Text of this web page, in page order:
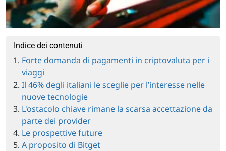
Indice dei contenuti
Forte domanda di pagamenti in criptovaluta per i
viaggi
Il 46% degli italiani le sceglie per l’interesse nelle
nuove tecnologie
L'ostacolo chiave rimane la scarsa accettazione da
parte dei provider
Le prospettive future
A proposito di Bitget